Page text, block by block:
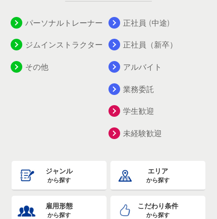
パーソナルトレーナー
ジムインストラクター
その他
正社員 (中途)
正社員（新卒）
アルバイト
業務委託
学生歓迎
未経験歓迎
ジャンル
から探す
エリア
から探す
雇用形態
から探す
こだわり条件
から探す